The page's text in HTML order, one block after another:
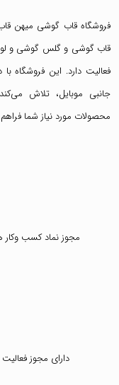
فروشگاه قاب گوشی میهن
قاب گوشی وگلس گوشی و
فعالیت دارد. این فروشگاه
جانبی موبایل، تلاش
محصولات مورد نیاز شما
مجوز نماد کسب
دارای مجوز